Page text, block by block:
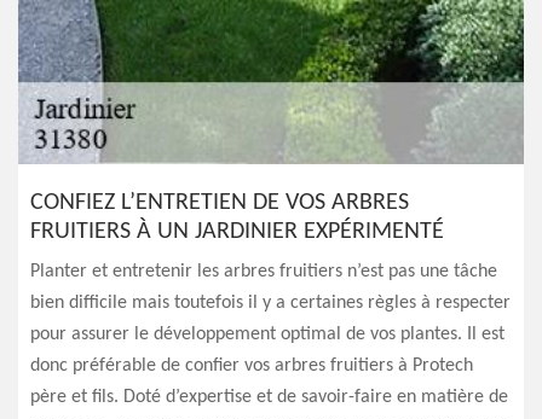
CONFIEZ L’ENTRETIEN DE VOS ARBRES
FRUITIERS À UN JARDINIER EXPÉRIMENTÉ
Planter et entretenir les arbres fruitiers n’est pas une tâche
bien difficile mais toutefois il y a certaines règles à respecter
pour assurer le développement optimal de vos plantes. Il est
donc préférable de confier vos arbres fruitiers à Protech
père et fils. Doté d’expertise et de savoir-faire en matière de